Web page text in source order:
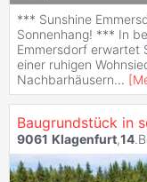
*** Sunshine
Sonnenhang! *** In
Emmersdorf erwartet
einer ruhigen
Nachbarhäusern... [
9061 Klagenfurt,14